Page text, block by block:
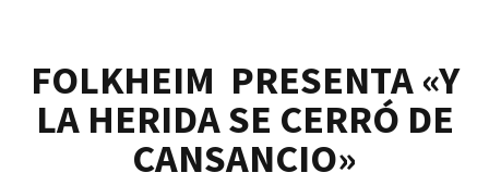
FOLKHEIM PRESENTA «Y
LA HERIDA SE CERRÓ DE
CANSANCIO»